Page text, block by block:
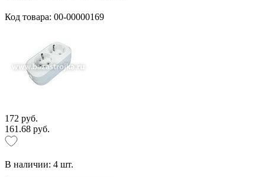
Код товара: 00-00000169
172 руб.
161.68 руб.
В наличии: 4 шт.